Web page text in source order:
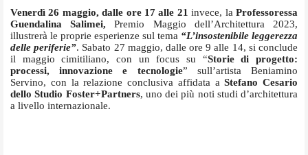
Venerdì 26 maggio, dalle ore 17 alle 21 invece, laProfessoressa
Guendalina Salimei, Premio Maggio dell’Architettura 2023,
illustrerà le proprie esperienze sul tema “L’insostenibile leggerezza
delle periferie”. Sabato 27 maggio, dalle ore 9 alle 14, si conclude
il maggio cimitiliano, con un focus su “Storie di progetto:
processi, innovazione e tecnologie” sull’artista Beniamino
Servino, con la relazione conclusiva affidata aStefano Cesario
dello Studio Foster+Partners, uno dei più noti studi d’architettura
a livello internazionale.